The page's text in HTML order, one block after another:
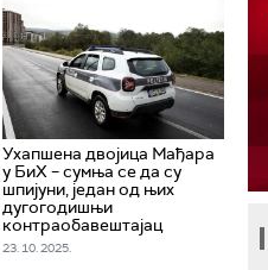
Ухапшена двојица Мађара
у БиХ – сумња се да су
шпијуни, један од њих
дугогодишњи
контраобавештајац
23. 10. 2025.